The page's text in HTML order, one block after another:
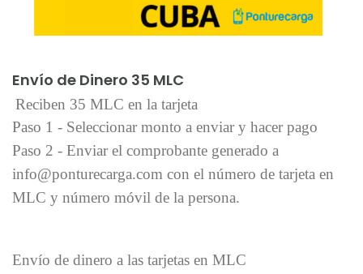
Envío de Dinero 35 MLC
Reciben 35 MLC en la tarjeta
Paso 1 - Seleccionar monto a enviar y hacer pago
Paso 2 - Enviar el comprobante generado a
info@ponturecarga.com con el número de tarjeta en
MLC y número móvil de la persona.
Envío de dinero a las tarjetas en MLC